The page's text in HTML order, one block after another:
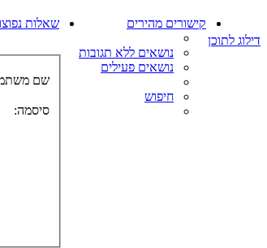
דילוג לתוכן
קישורים מהירים
נושאים ללא תגובות
נושאים פעילים
חיפוש
שאלות
שם
סיסמה: